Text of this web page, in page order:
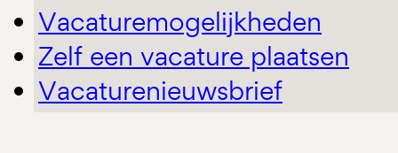
Vacaturemogelijkheden
Zelf een vacature plaatsen
Vacaturenieuwsbrief